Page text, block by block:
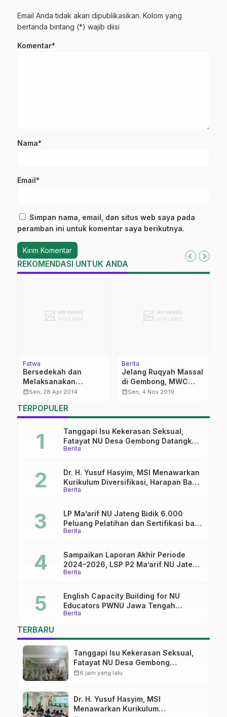
Email Anda tidak akan dipublikasikan. Kolom yang
bertanda bintang (*) wajib diisi
Komentar*
Nama*
Email*
Simpan nama, email, dan situs web saya pada
peramban ini untuk komentar saya berikutnya.
REKOMENDASI UNTUK ANDA
Fatwa
Bersedekah dan
Melaksanakan
Tahlilan Pada Hari
Kematian
calendar_monthSen, 28 Apr 2014
Berita
Jelang Ruqyah Massal
di Gembong, MWC
Tepis Asumsi Negatif
calendar_monthSen, 4 Nov 2019
TERPOPULER
Berita
Tanggapi Isu Kekerasan Seksual,
Fatayat NU Desa Gembong Datangkan
Aktifis HAM
Berita
Dr. H. Yusuf Hasyim, MSI Menawarkan
Kurikulum Diversifikasi, Harapan Baru
dalam dunia pendidikan
Berita
LP Ma’arif NU Jateng Bidik 6.000
Peluang Pelatihan dan Sertifikasi bagi
Lulusan SMK
Berita
Sampaikan Laporan Akhir Periode
2024–2026, LSP P2 Ma’arif NU Jateng
Mantapkan Sinergi Link and Match
Berita
English Capacity Building for NU
Educators PWNU Jawa Tengah
Batch#4; Membuka Jalan Menuju
TERBARU
Tanggapi Isu Kekerasan Seksual,
Fatayat NU Desa Gembong
Datangkan Aktifis HAM
calendar_month6 jam yang lalu
Dr. H. Yusuf Hasyim, MSI
Menawarkan Kurikulum